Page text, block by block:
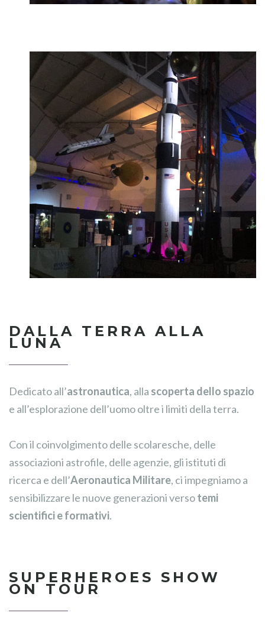
DALLA TERRA ALLA
LUNA
Dedicato all’astronautica, alla scoperta dello spazio
e all’esplorazione dell’uomo oltre i limiti della terra.
Con il coinvolgimento delle scolaresche, delle
associazioni astrofile, delle agenzie, gli istituti di
ricerca e dell’Aeronautica Militare, ci impegniamo a
sensibilizzare le nuove generazioni versotemi
scientifici e formativi.
SUPERHEROES SHOW
ON TOUR